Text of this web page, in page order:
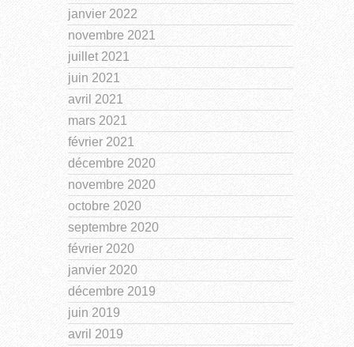
janvier 2022
novembre 2021
juillet 2021
juin 2021
avril 2021
mars 2021
février 2021
décembre 2020
novembre 2020
octobre 2020
septembre 2020
février 2020
janvier 2020
décembre 2019
juin 2019
avril 2019